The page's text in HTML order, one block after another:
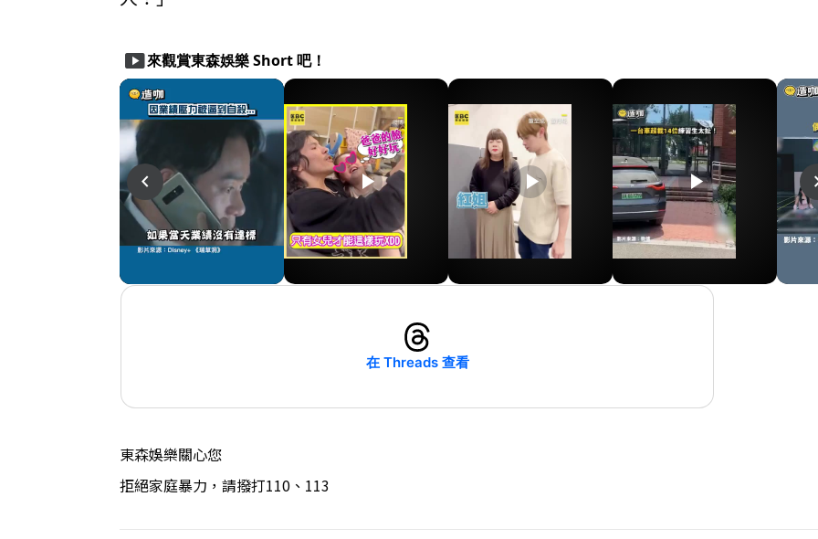
smart_display來觀賞東森娛樂 Short 吧！
navigate_before play_arrow play_arrow play_arrow play_arrow
在 Threads 查看
東森娛樂關心您
拒絕家庭暴力，請撥打110、113